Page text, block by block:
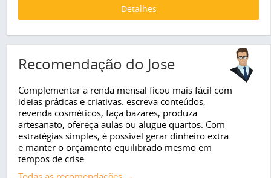
Detalhes
Recomendação do Jose
Complementar a renda mensal ficou mais fácil com
ideias práticas e criativas: escreva conteúdos,
revenda cosméticos, faça bazares, produza
artesanato, ofereça aulas ou alugue quartos. Com
estratégias simples, é possível gerar dinheiro extra
e manter o orçamento equilibrado mesmo em
tempos de crise.